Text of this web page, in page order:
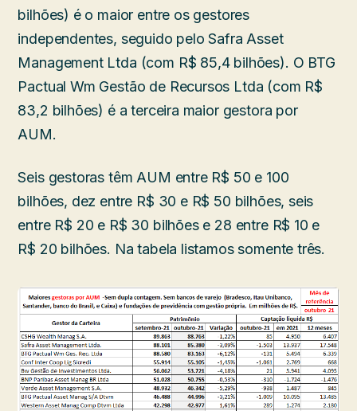
bilhões) é o maior entre os gestores
independentes, seguido pelo Safra Asset
Management Ltda (com R$ 85,4 bilhões). O BTG
Pactual Wm Gestão de Recursos Ltda (com R$
83,2 bilhões) é a terceira maior gestora por
AUM.
Seis gestoras têm AUM entre R$ 50 e 100
bilhões, dez entre R$ 30 e R$ 50 bilhões, seis
entre R$ 20 e R$ 30 bilhões e 28 entre R$ 10 e
R$ 20 bilhões. Na tabela listamos somente três.